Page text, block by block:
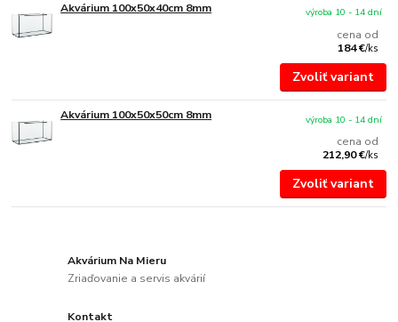
Akvárium 100x50x40cm 8mm
cena od
184 €/ks
výroba 10 - 14 dní
Zvoliť variant
Akvárium 100x50x50cm 8mm
cena od
212,90 €/ks
výroba 10 - 14 dní
Zvoliť variant
Akvárium Na Mieru
Zriaďovanie a servis akvárií
Kontakt